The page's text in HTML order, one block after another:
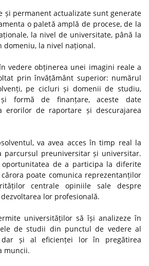
și permanent actualizate sunt generate
o paletă amplă de procese, de la
la nivel de universitate, până la
la nivel național.
vedere obținerea unei imagini reale a
prin învățământ superior: numărul
pe cicluri și domenii de studiu,
formă de finanțare, aceste date
erorilor de raportare și descurajarea
va avea acces în timp real la
parcursul preuniversitar și universitar.
oportunitatea de a participa la diferite
poate comunica reprezentanților
centrale opiniile sale despre
lor profesională.
universităților să își analizeze în
de studii din punctul de vedere al
dar și al eficienței lor în pregătirea
muncii.